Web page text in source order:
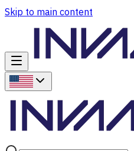
Skip to main content